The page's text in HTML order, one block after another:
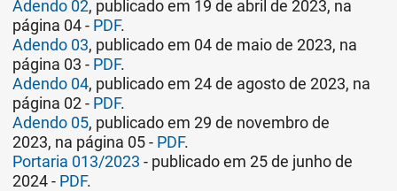
Adendo 02, publicado em 19 de abril de 2023, na
página 04 - PDF.
Adendo 03, publicado em 04 de maio de 2023, na
página 03 - PDF.
Adendo 04, publicado em 24 de agosto de 2023, na
página 02 - PDF.
Adendo 05, publicado em 29 de novembro de
2023, na página 05 - PDF.
Portaria 013/2023 - publicado em 25 de junho de
2024 - PDF.